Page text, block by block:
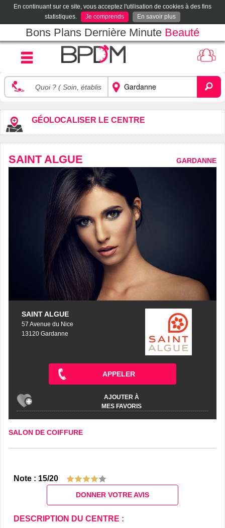
En continuant sur ce site, vous acceptez l'utilisation de cookies à des fins
statistiques.
Je comprends En savoir plus
Bons Plans Dernière Minute Beauté
GÉOLOCALISER LE CENTRE
SAINT ALGUE GARDANNE
SAINT ALGUE
57 Avenue du Nice
13120 Gardanne
APPELER
AJOUTER À
MES FAVORIS
SALON DE COIFFURE
Note : 15/20
DONNER VOTRE AVIS
DESCRIPTION DU CENTRE :